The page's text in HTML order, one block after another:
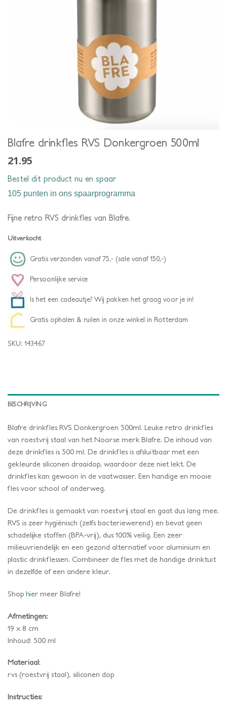
Blafre drinkfles RVS Donkergroen 500ml
21.95
Bestel dit product nu en spaar
105 punten in ons spaarprogramma
Fijne retro RVS drinkfles van Blafre.
Uitverkocht
Gratis verzonden vanaf 75,- (sale vanaf 150,-)
Persoonlijke service
Is het een cadeautje? Wij pakken het graag voor je in!
Gratis ophalen & ruilen in onze winkel in Rotterdam
SKU: 143467
BESCHRIJVING
Blafre drinkfles RVS Donkergroen 500ml. Leuke retro drinkfles
van roestvrij staal van het Noorse merk Blafre. De inhoud van
deze drinkfles is 500 ml. De drinkfles is afsluitbaar met een
gekleurde siliconen draaidop, waardoor deze niet lekt. De
drinkfles kan gewoon in de vaatwasser. Een handige en mooie
fles voor school of onderweg.
De drinkfles is gemaakt van roestvrij staal en gaat dus lang mee.
RVS is zeer hygiënisch (zelfs bacteriewerend) en bevat geen
schadelijke stoffen (BPA-vrij), dus 100% veilig. Een zeer
milieuvriendelijk en een gezond alternatief voor aluminium en
plastic drinkflessen. Combineer de fles met de handige drinktuit
in dezelfde of een andere kleur.
Shop hier meer Blafre!
Afmetingen:
19 x 8 cm
Inhoud: 500 ml
Materiaal:
rvs (roestvrij staal), siliconen dop
Instructies: